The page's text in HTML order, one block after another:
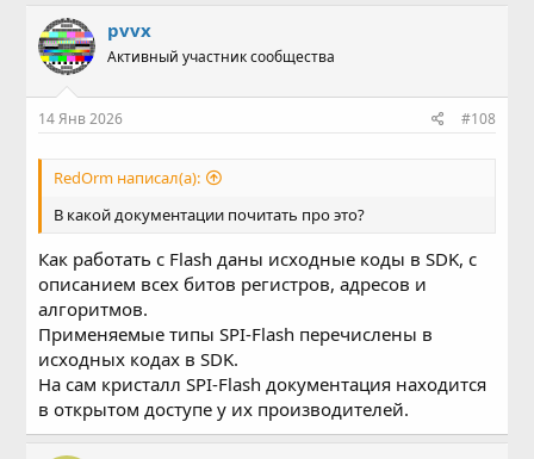
pvvx
Активный участник сообщества
14 Янв 2026 #108
RedOrm написал(а):
В какой документации почитать про это?
Как работать с Flash даны исходные коды в SDK, с
описанием всех битов регистров, адресов и
алгоритмов.
Применяемые типы SPI-Flash перечислены в
исходных кодах в SDK.
На сам кристалл SPI-Flash документация находится
в открытом доступе у их производителей.